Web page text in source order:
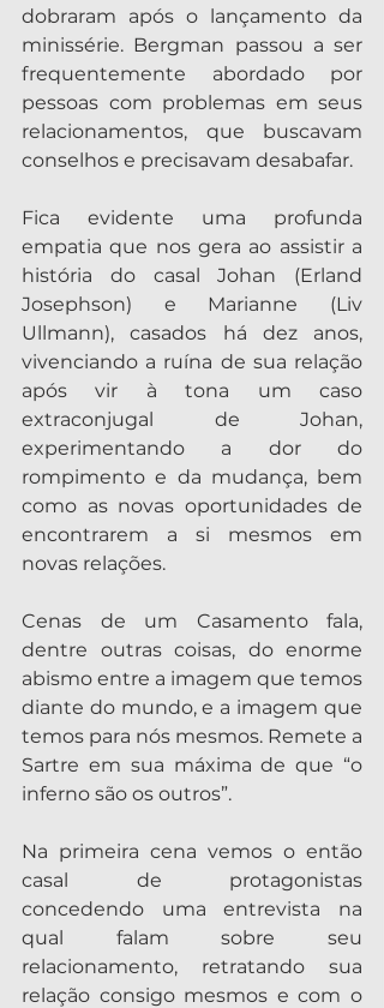
dobraram após o lançamento da
minissérie. Bergman passou a ser
frequentemente abordado por
pessoas com problemas em seus
relacionamentos, que buscavam
conselhos e precisavam desabafar.
Fica evidente uma profunda
empatia que nos gera ao assistir a
história do casal Johan (Erland
Josephson) e Marianne (Liv
Ullmann), casados há dez anos,
vivenciando a ruína de sua relação
após vir à tona um caso
extraconjugal de Johan,
experimentando a dor do
rompimento e da mudança, bem
como as novas oportunidades de
encontrarem a si mesmos em
novas relações.
Cenas de um Casamento fala,
dentre outras coisas, do enorme
abismo entre a imagem que temos
diante do mundo, e a imagem que
temos para nós mesmos. Remete a
Sartre em sua máxima de que “o
inferno são os outros”.
Na primeira cena vemos o então
casal de protagonistas
concedendo uma entrevista na
qual falam sobre seu
relacionamento, retratando sua
relação consigo mesmos e com o